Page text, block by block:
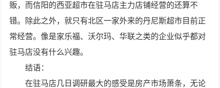
贩，而信阳的西亚超市在驻马店主力店铺经营的还算不
错。除此之外，就只有北区一家外来的丹尼斯超市目前正
常经营。像是家乐福、沃尔玛、华联之类的企业似乎都对
驻马店没有什么兴趣。
结语：
在驻马店几日调研最大的感受是房产市场萧条，无论